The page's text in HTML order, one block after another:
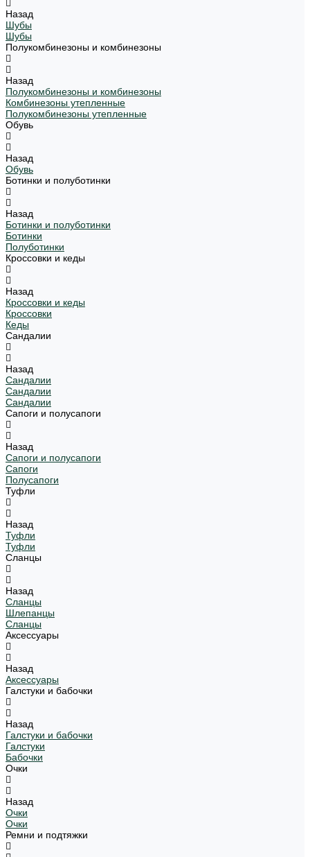
Назад
Шубы
Шубы
Полукомбинезоны и комбинезоны
Назад
Полукомбинезоны и комбинезоны
Комбинезоны утепленные
Полукомбинезоны утепленные
Обувь
Назад
Обувь
Ботинки и полуботинки
Назад
Ботинки и полуботинки
Ботинки
Полуботинки
Кроссовки и кеды
Назад
Кроссовки и кеды
Кроссовки
Кеды
Сандалии
Назад
Сандалии
Сандалии
Сандалии
Сапоги и полусапоги
Назад
Сапоги и полусапоги
Сапоги
Полусапоги
Туфли
Назад
Туфли
Туфли
Сланцы
Назад
Сланцы
Шлепанцы
Сланцы
Аксессуары
Назад
Аксессуары
Галстуки и бабочки
Назад
Галстуки и бабочки
Галстуки
Бабочки
Очки
Назад
Очки
Очки
Ремни и подтяжки